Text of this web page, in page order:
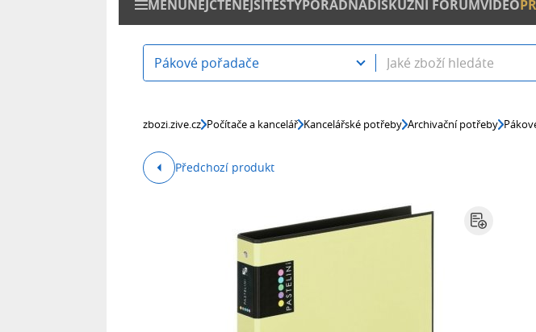
MENUNEJČTENĚJŠÍTESTYPORADNADISKUZNÍ FÓRUMVIDEO
Pákové pořadače
zbozi.zive.cz Počítače a kancelář Kancelářské potřeby Archivační potřeby
Předchozí produkt